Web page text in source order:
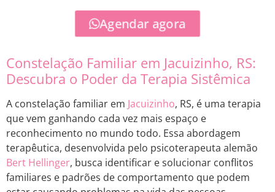
Agendar agora
Constelação Familiar em Jacuizinho, RS:
Descubra o Poder da Terapia Sistêmica
A constelação familiar em Jacuizinho, RS, é uma terapia
que vem ganhando cada vez mais espaço e
reconhecimento no mundo todo. Essa abordagem
terapêutica, desenvolvida pelo psicoterapeuta alemão
Bert Hellinger, busca identificar e solucionar conflitos
familiares e padrões de comportamento que podem